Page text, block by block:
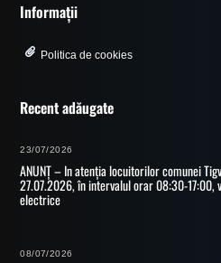
Informații
Politica de cookies
Recent adăugate
23/07/2026
ANUNȚ – In atenția locuitorilor comunei
27.07.2026, în intervalul orar 08:30-
electrice
08/07/2026